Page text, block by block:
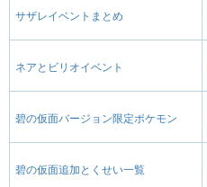
サザレイベントまとめ
ネアとビリオイベント
碧の仮面バージョン限定ポケモン
碧の仮面追加とくせい一覧